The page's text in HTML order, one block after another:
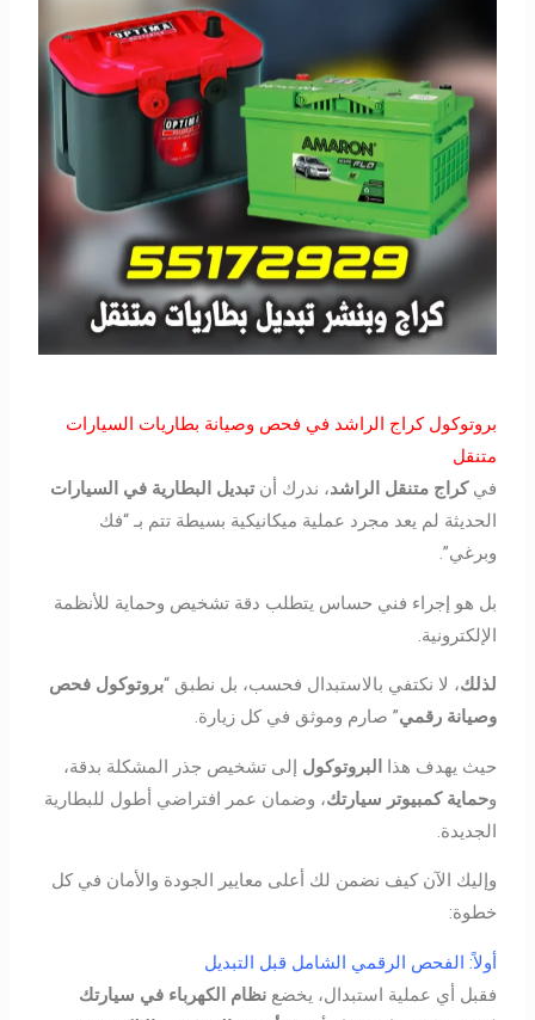
بروتوكول كراج الراشد في فحص وصيانة بطاريات السيارات
متنقل
فيكراج متنقل الراشد، ندرك أنتبديل البطارية في السيارات
الحديثة لم يعد مجرد عملية ميكانيكية بسيطة تتم بـ “فك
وبرغي”.
بل هو إجراء فني حساس يتطلب دقة تشخيص وحماية للأنظمة
الإلكترونية.
لذلك، لا نكتفي بالاستبدال فحسب، بل نطبق “بروتوكول فحص
وصيانة رقمي” صارم وموثق في كل زيارة.
حيث يهدف هذا البروتوكول إلى تشخيص جذر المشكلة بدقة،
وحماية كمبيوتر سيارتك، وضمان عمر افتراضي أطول للبطارية
الجديدة.
وإليك الآن كيف نضمن لك أعلى معايير الجودة والأمان في كل
خطوة:
أولاً: الفحص الرقمي الشامل قبل التبديل
فقبل أي عملية استبدال، يخضعنظام الكهرباء في سيارتك